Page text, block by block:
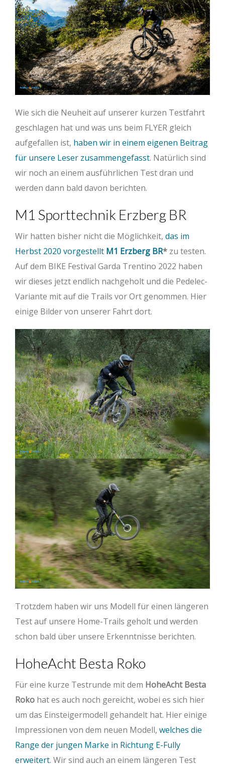
Wie sich die Neuheit auf unserer kurzen Testfahrt
geschlagen hat und was uns beim FLYER gleich
aufgefallen ist, haben wir in einem eigenen Beitrag
für unsere Leser zusammengefasst. Natürlich sind
wir noch an einem ausführlichen Test dran und
werden dann bald davon berichten.
M1 Sporttechnik Erzberg BR
Wir hatten bisher nicht die Möglichkeit, das im
Herbst 2020 vorgestellt M1 Erzberg BR
zu testen.
Auf dem BIKE Festival Garda Trentino 2022 haben
wir dieses jetzt endlich nachgeholt und die Pedelec-
Variante mit auf die Trails vor Ort genommen. Hier
einige Bilder von unserer Fahrt dort.
Trotzdem haben wir uns Modell für einen längeren
Test auf unsere Home-Trails geholt und werden
schon bald über unsere Erkenntnisse berichten.
HoheAcht Besta Roko
Für eine kurze Testrunde mit dem HoheAcht Besta
Roko hat es auch noch gereicht, wobei es sich hier
um das Einsteigermodell gehandelt hat. Hier einige
Impressionen von dem neuen Modell, welches die
Range der jungen Marke in Richtung E-Fully
erweitert. Wir sind auch an einem längeren Test